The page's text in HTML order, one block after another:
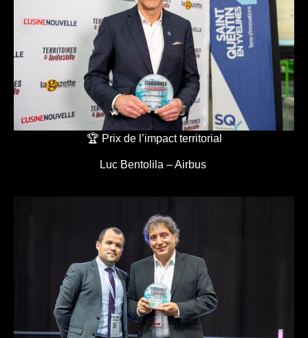
🏆 Prix de l’impact territorial
Luc Bentolila – Airbus